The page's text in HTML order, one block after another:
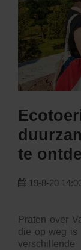
te
19-8-20
Praten over
die op weg is